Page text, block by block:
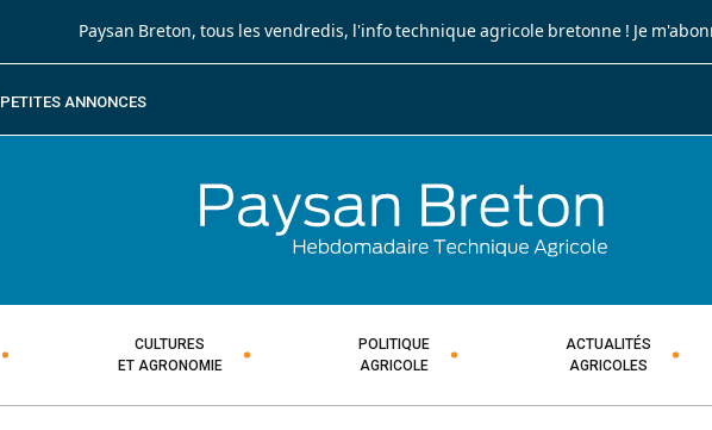
Paysan Breton, tous les vendredis, l'info technique agricole bretonne ! Je
PETITES ANNONCES
CULTURES
ET AGRONOMIE
POLITIQUE
AGRICOLE
ACTUALITÉS
AGRICOLES